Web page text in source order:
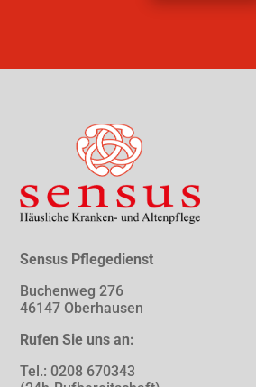
Sensus Pflegedienst
Buchenweg 276
46147 Oberhausen
Rufen Sie uns an:
Tel.: 0208 670343